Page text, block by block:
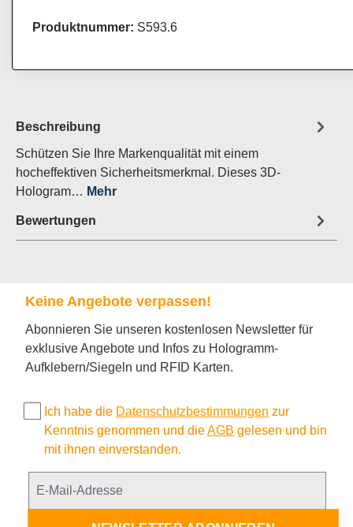
Produktnummer: S593.6
Beschreibung
Schützen Sie Ihre Markenqualität mit einem
hocheffektiven Sicherheitsmerkmal. Dieses 3D-
Hologram… Mehr
Bewertungen
Keine Angebote verpassen!
Abonnieren Sie unseren kostenlosen Newsletter für
exklusive Angebote und Infos zu Hologramm-
Aufklebern/Siegeln und RFID Karten.
Ich habe die Datenschutzbestimmungen zur
Kenntnis genommen und dieAGB gelesen und bin
mit ihnen einverstanden.